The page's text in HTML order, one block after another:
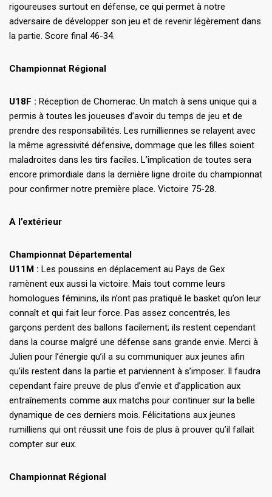
rigoureuses surtout en défense, ce qui permet à notre
adversaire de développer son jeu et de revenir légèrement dans
la partie. Score final 46-34.
Championnat Régional
U18F : Réception de Chomerac. Un match à sens unique qui a
permis à toutes les joueuses d’avoir du temps de jeu et de
prendre des responsabilités. Les rumilliennes se relayent avec
la même agressivité défensive, dommage que les filles soient
maladroites dans les tirs faciles. L’implication de toutes sera
encore primordiale dans la dernière ligne droite du championnat
pour confirmer notre première place. Victoire 75-28.
A l’extérieur
Championnat Départemental
U11M : Les poussins en déplacement au Pays de Gex
ramènent eux aussi la victoire. Mais tout comme leurs
homologues féminins, ils n’ont pas pratiqué le basket qu’on leur
connaît et qui fait leur force. Pas assez concentrés, les
garçons perdent des ballons facilement; ils restent cependant
dans la course malgré une défense sans grande envie. Merci à
Julien pour l’énergie qu’il a su communiquer aux jeunes afin
qu’ils restent dans la partie et parviennent à s’imposer. Il faudra
cependant faire preuve de plus d’envie et d’application aux
entraînements comme aux matchs pour continuer sur la belle
dynamique de ces derniers mois. Félicitations aux jeunes
rumilliens qui ont réussit une fois de plus à prouver qu’il fallait
compter sur eux.
Championnat Régional